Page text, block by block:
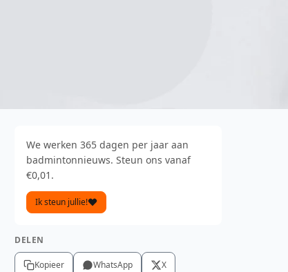
We werken 365 dagen per jaar aan
badmintonnieuws. Steun ons vanaf
€0,01.
Ik steun jullie!
DELEN
Kopieer WhatsApp X